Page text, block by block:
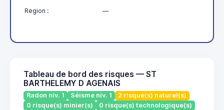
Region : —
Tableau de bord des risques — ST
BARTHELEMY D AGENAIS
Radon niv. 1 Séisme niv. 1
2 risque(s) naturel(s)
0 risque(s) minier(s)
0 risque(s) technologique(s)